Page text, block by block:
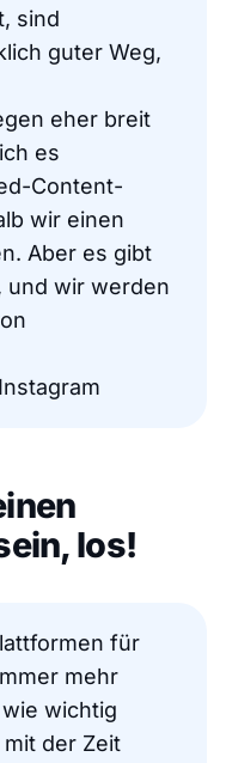
sind
guter Weg,
eher breit
es
Content-
wir einen
Aber es gibt
und wir werden
los!
für
mehr
wichtig
der Zeit